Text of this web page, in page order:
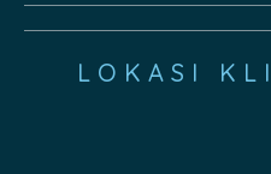
LOKASI